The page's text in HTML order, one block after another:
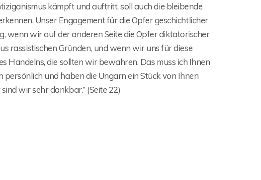
kämpft und auftritt, soll auch die bleibende
Unser Engagement für die Opfer geschichtlicher
wir auf der anderen Seite die Opfer diktatorischer
rassistischen Gründen, und wenn wir uns für diese
Handelns, die sollten wir bewahren. Das muss ich Ihnen
persönlich und haben die Ungarn ein Stück von Ihnen
wir sehr dankbar.” (Seite 22)